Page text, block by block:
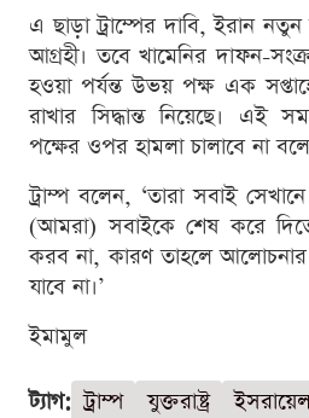
এ ছাড়া ট্রাম্পের দাবি, ইরান
আগ্রহী। তবে খামেনির দাফন-
হওয়া পর্যন্ত উভয় পক্ষ এক
রাখার সিদ্ধান্ত নিয়েছে।
পক্ষের ওপর হামলা চালাবে না
ট্রাম্প বলেন, ‘তারা সবাই
(আমরা) সবাইকে শেষ করে
করব না, কারণ তাহলে
যাবে না।’
ইমামুল
ট্যাগ: ট্রাম্প যুক্তরাষ্ট্র